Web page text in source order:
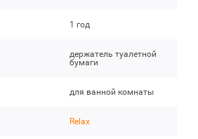
1 год
держатель туалетной
бумаги
для ванной комнаты
Relax